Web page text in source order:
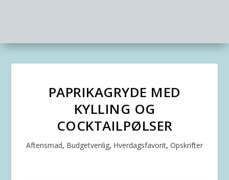
PAPRIKAGRYDE MED
KYLLING OG
COCKTAILPØLSER
Aftensmad, Budgetvenlig, Hverdagsfavorit, Opskrifter